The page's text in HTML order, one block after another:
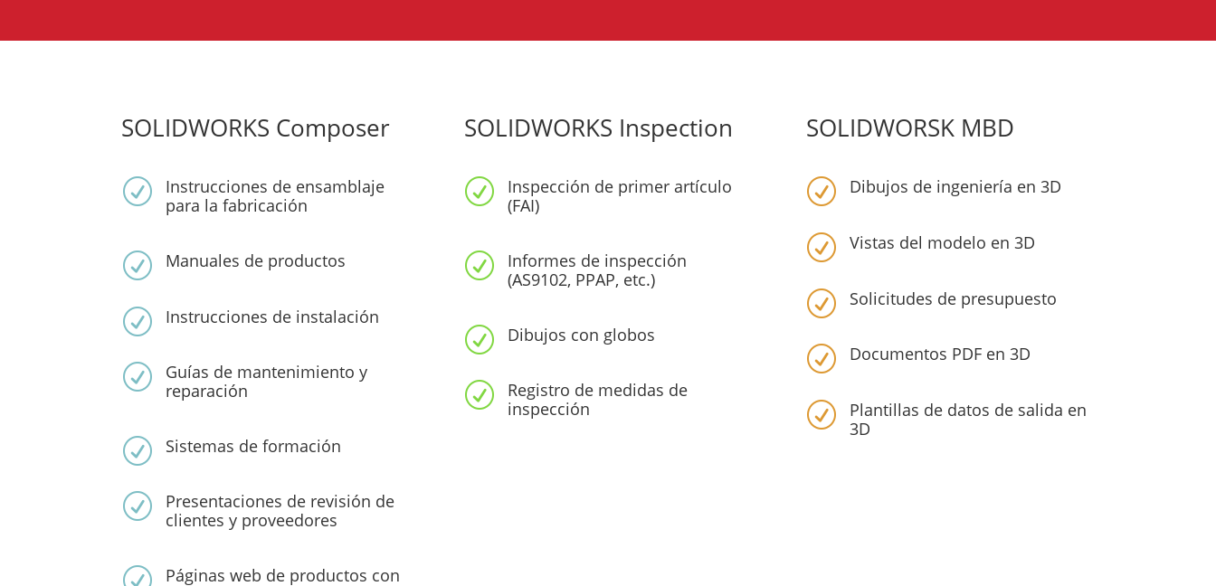
SOLIDWORKS Composer
R
Instrucciones de ensamblaje
para la fabricación
R Manuales de productos
R Instrucciones de instalación
R
Guías de mantenimiento y
reparación
R Sistemas de formación
R
Presentaciones de revisión de
clientes y proveedores
Páginas web de productos con
SOLIDWORKS Inspection
R
Inspección de primer artículo
(FAI)
R
Informes de inspección
(AS9102, PPAP, etc.)
R Dibujos con globos
R
Registro de medidas de
inspección
SOLIDWORSK MBD
R Dibujos de ingeniería en 3D
R Vistas del modelo en 3D
R Solicitudes de presupuesto
R Documentos PDF en 3D
R
Plantillas de datos de salida en
3D